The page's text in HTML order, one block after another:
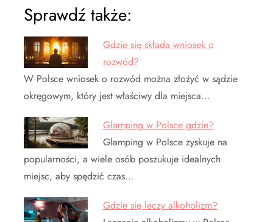
Sprawdź także:
Gdzie się składa wniosek o
rozwód?
W Polsce wniosek o rozwód można złożyć w sądzie
okręgowym, który jest właściwy dla miejsca…
Glamping w Polsce gdzie?
Glamping w Polsce zyskuje na
popularności, a wiele osób poszukuje idealnych
miejsc, aby spędzić czas…
Gdzie się leczy alkoholizm?